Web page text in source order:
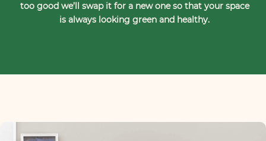
too good we’ll swap it for a new one so that your space
is always looking green and healthy.